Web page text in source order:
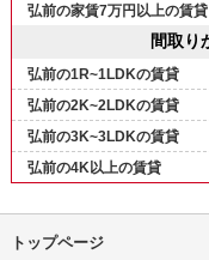
弘前の家賃7万円以上の賃貸
間取り
弘前の1R~1LDKの賃貸
弘前の2K~2LDKの賃貸
弘前の3K~3LDKの賃貸
弘前の4K以上の賃貸
トップページ